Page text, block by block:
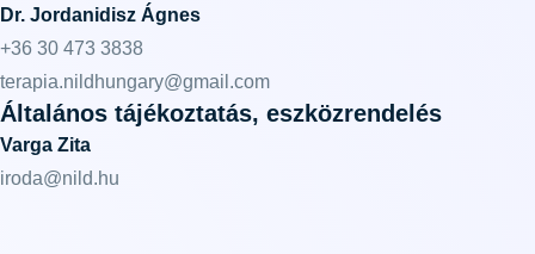
Dr. Jordanidisz Ágnes
+36 30 473 3838
terapia.nildhungary@gmail.com
Általános tájékoztatás, eszközrendelés
Varga Zita
iroda@nild.hu